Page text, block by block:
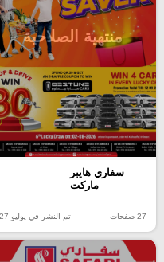
منتهية الصلاحية
سفاري هايبر
ماركت
27 صفحات تم النشر في يوليو 27